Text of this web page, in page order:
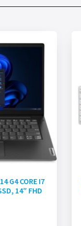
G4 CORE I7
14″ FHD